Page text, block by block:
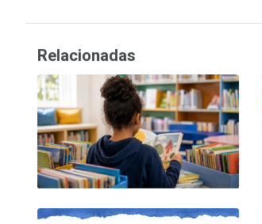
Relacionadas